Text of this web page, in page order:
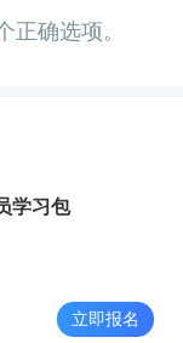
正确选项。
学习包
立即报名